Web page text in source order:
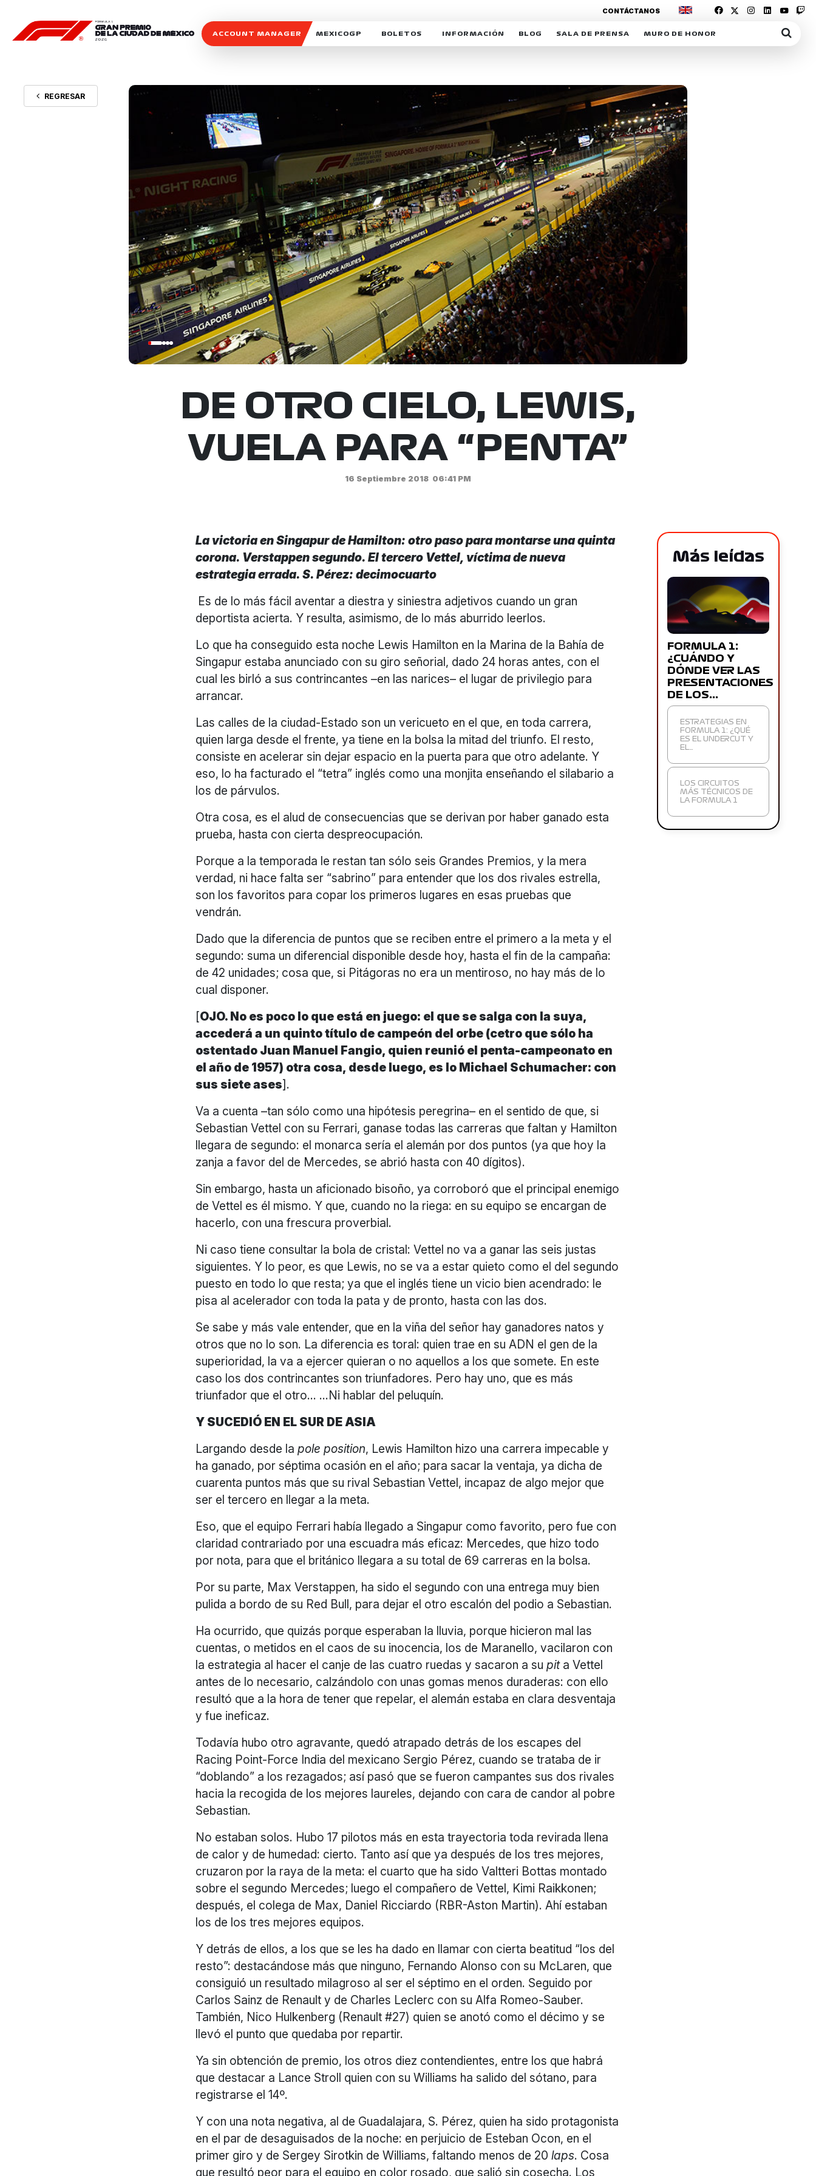
ACCOUNT MANAGER MEXICOGP
SOSTENIBILIDAD
BOLETOS INFORMACIÓN
DERECHO DE PRIMERA OPCIÓN
REFORESTEMOS JUNTOS
MOTORSPORT ACADEMY
VOLUNTARIOS
EXPOSICIÓN FOTOGRÁFICA
CAMPEONATO
PATROCINADORES
LEGALES TICKETMASTER
BLOG SALA DE PRENSA
ACREDITACIONES
MURO DE HONOR
CONTÁCTANOS
REGRESAR
DE OTRO CIELO, LEWIS,
VUELA PARA “PENTA”
16 Septiembre 2018 06:41 PM
La victoria en Singapur de Hamilton: otro paso para montarse una quinta
corona. Verstappen segundo. El tercero Vettel, víctima de nueva
estrategia errada. S. Pérez: decimocuarto
Es de lo más fácil aventar a diestra y siniestra adjetivos cuando un gran
deportista acierta. Y resulta, asimismo, de lo más aburrido leerlos.
Lo que ha conseguido esta noche Lewis Hamilton en la Marina de la Bahía de
Singapur estaba anunciado con su giro señorial, dado 24 horas antes, con el
cual les birló a sus contrincantes –en las narices– el lugar de privilegio para
arrancar.
Las calles de la ciudad-Estado son un vericueto en el que, en toda carrera,
quien larga desde el frente, ya tiene en la bolsa la mitad del triunfo. El resto,
consiste en acelerar sin dejar espacio en la puerta para que otro adelante. Y
eso, lo ha facturado el “tetra” inglés como una monjita enseñando el silabario a
los de párvulos.
Otra cosa, es el alud de consecuencias que se derivan por haber ganado esta
prueba, hasta con cierta despreocupación.
Porque a la temporada le restan tan sólo seis Grandes Premios, y la mera
verdad, ni hace falta ser “sabrino” para entender que los dos rivales estrella,
son los favoritos para copar los primeros lugares en esas pruebas que
vendrán.
Dado que la diferencia de puntos que se reciben entre el primero a la meta y el
segundo: suma un diferencial disponible desde hoy, hasta el fin de la campaña:
de 42 unidades; cosa que, si Pitágoras no era un mentiroso, no hay más de lo
cual disponer.
[OJO. No es poco lo que está en juego: el que se salga con la suya,
accederá a un quinto título de campeón del orbe (cetro que sólo ha
ostentado Juan Manuel Fangio, quien reunió el penta-campeonato en
el año de 1957) otra cosa, desde luego, es lo Michael Schumacher: con
sus siete ases].
Va a cuenta –tan sólo como una hipótesis peregrina– en el sentido de que, si
Sebastian Vettel con su Ferrari, ganase todas las carreras que faltan y Hamilton
llegara de segundo: el monarca sería el alemán por dos puntos (ya que hoy la
zanja a favor del de Mercedes, se abrió hasta con 40 dígitos).
Sin embargo, hasta un aficionado bisoño, ya corroboró que el principal enemigo
de Vettel es él mismo. Y que, cuando no la riega: en su equipo se encargan de
hacerlo, con una frescura proverbial.
Ni caso tiene consultar la bola de cristal: Vettel no va a ganar las seis justas
siguientes. Y lo peor, es que Lewis, no se va a estar quieto como el del segundo
puesto en todo lo que resta; ya que el inglés tiene un vicio bien acendrado: le
pisa al acelerador con toda la pata y de pronto, hasta con las dos.
Se sabe y más vale entender, que en la viña del señor hay ganadores natos y
otros que no lo son. La diferencia es toral: quien trae en su ADN el gen de la
superioridad, la va a ejercer quieran o no aquellos a los que somete. En este
caso los dos contrincantes son triunfadores. Pero hay uno, que es más
triunfador que el otro… …Ni hablar del peluquín.
Y SUCEDIÓ EN EL SUR DE ASIA
Largando desde lapole position, Lewis Hamilton hizo una carrera impecable y
ha ganado, por séptima ocasión en el año; para sacar la ventaja, ya dicha de
cuarenta puntos más que su rival Sebastian Vettel, incapaz de algo mejor que
ser el tercero en llegar a la meta.
Eso, que el equipo Ferrari había llegado a Singapur como favorito, pero fue con
claridad contrariado por una escuadra más eficaz: Mercedes, que hizo todo
por nota, para que el británico llegara a su total de 69 carreras en la bolsa.
Por su parte, Max Verstappen, ha sido el segundo con una entrega muy bien
pulida a bordo de su Red Bull, para dejar el otro escalón del podio a Sebastian.
Ha ocurrido, que quizás porque esperaban la lluvia, porque hicieron mal las
cuentas, o metidos en el caos de su inocencia, los de Maranello, vacilaron con
la estrategia al hacer el canje de las cuatro ruedas y sacaron a supita Vettel
antes de lo necesario, calzándolo con unas gomas menos duraderas: con ello
resultó que a la hora de tener que repelar, el alemán estaba en clara desventaja
y fue ineficaz.
Todavía hubo otro agravante, quedó atrapado detrás de los escapes del
Racing Point-Force India del mexicano Sergio Pérez, cuando se trataba de ir
“doblando” a los rezagados; así pasó que se fueron campantes sus dos rivales
hacia la recogida de los mejores laureles, dejando con cara de candor al pobre
Sebastian.
No estaban solos. Hubo 17 pilotos más en esta trayectoria toda revirada llena
de calor y de humedad: cierto. Tanto así que ya después de los tres mejores,
cruzaron por la raya de la meta: el cuarto que ha sido Valtteri Bottas montado
sobre el segundo Mercedes; luego el compañero de Vettel, Kimi Raikkonen;
después, el colega de Max, Daniel Ricciardo (RBR-Aston Martin). Ahí estaban
los de los tres mejores equipos.
Y detrás de ellos, a los que se les ha dado en llamar con cierta beatitud “los del
resto”: destacándose más que ninguno, Fernando Alonso con su McLaren, que
consiguió un resultado milagroso al ser el séptimo en el orden. Seguido por
Carlos Sainz de Renault y de Charles Leclerc con su Alfa Romeo-Sauber.
También, Nico Hulkenberg (Renault #27) quien se anotó como el décimo y se
llevó el punto que quedaba por repartir.
Ya sin obtención de premio, los otros diez contendientes, entre los que habrá
que destacar a Lance Stroll quien con su Williams ha salido del sótano, para
registrarse el 14º.
Y con una nota negativa, al de Guadalajara, S. Pérez, quien ha sido protagonista
en el par de desaguisados de la noche: en perjuicio de Esteban Ocon, en el
primer giro y de Sergey Sirotkin de Williams, faltando menos de 20laps. Cosa
que resultó peor para el equipo en color rosado, que salió sin cosecha. Los
Más leídas
FORMULA 1:
¿CUÁNDO Y
DÓNDE VER LAS
PRESENTACIONES
DE LOS…
ESTRATEGIAS EN
FORMULA 1: ¿QUÉ
ES EL UNDERCUT Y
EL…
LOS CIRCUITOS
MÁS TÉCNICOS DE
LA FORMULA 1